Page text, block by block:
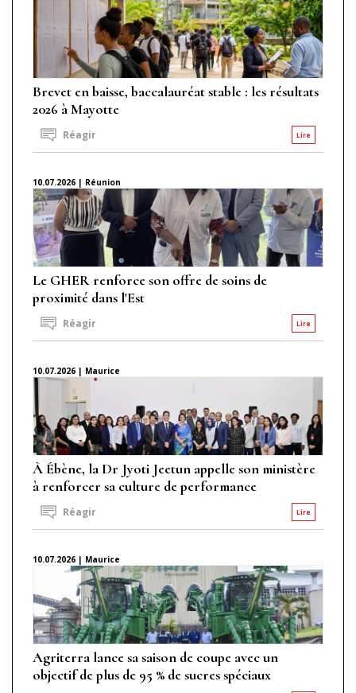
Brevet en baisse, baccalauréat stable : les résultats
2026 à Mayotte
Lire
Réagir
10.07.2026 | Réunion
Le GHER renforce son offre de soins de
proximité dans l'Est
Lire
Réagir
10.07.2026 | Maurice
À Ébène, la Dr Jyoti Jeetun appelle son ministère
à renforcer sa culture de performance
Lire
Réagir
10.07.2026 | Maurice
Agriterra lance sa saison de coupe avec un
objectif de plus de 95 % de sucres spéciaux